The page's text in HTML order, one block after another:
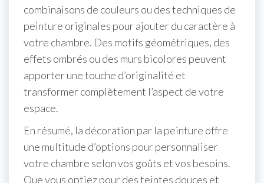
combinaisons de couleurs ou des techniques de
peinture originales pour ajouter du caractère à
votre chambre. Des motifs géométriques, des
effets ombrés ou des murs bicolores peuvent
apporter une touche d’originalité et
transformer complètement l’aspect de votre
espace.
En résumé, la décoration par la peinture offre
une multitude d’options pour personnaliser
votre chambre selon vos goûts et vos besoins.
Que vous optiez pour des teintes douces et